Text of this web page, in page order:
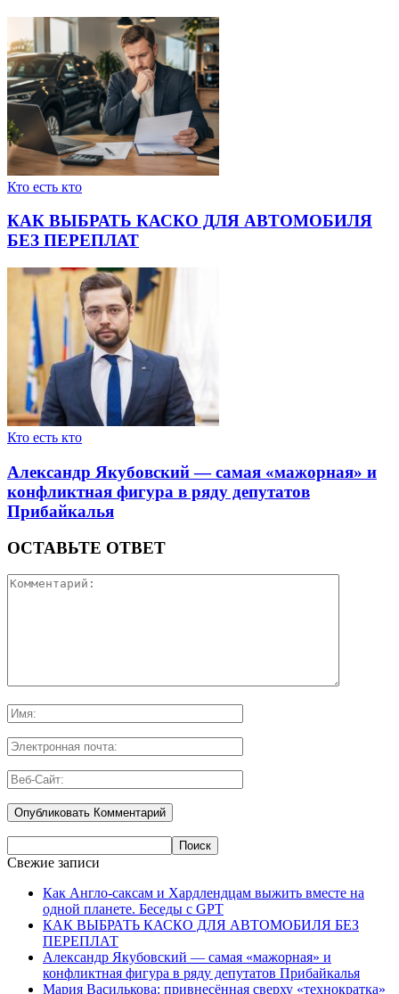
Кто есть кто
КАК ВЫБРАТЬ КАСКО ДЛЯ АВТОМОБИЛЯ
БЕЗ ПЕРЕПЛАТ
Кто есть кто
Александр Якубовский — самая «мажорная» и
конфликтная фигура в ряду депутатов
Прибайкалья
ОСТАВЬТЕ ОТВЕТ
Свежие записи
Как Англо-саксам и Хардлендцам выжить вместе на
одной планете. Беседы с GPT
КАК ВЫБРАТЬ КАСКО ДЛЯ АВТОМОБИЛЯ БЕЗ
ПЕРЕПЛАТ
Александр Якубовский — самая «мажорная» и
конфликтная фигура в ряду депутатов Прибайкалья
Мария Василькова: привнесённая сверху «технократка»